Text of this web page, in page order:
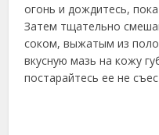
огонь и дождитесь,
Затем тщательно
соком, выжатым из
вкусную мазь на кожу
постарайтесь ее не